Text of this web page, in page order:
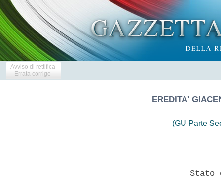
Avviso di rettifica
Errata corrige
EREDITA'
(GU Parte